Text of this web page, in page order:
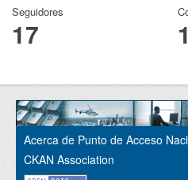
Seguidores
17 1
Acerca de Punto de Acceso
CKAN Association